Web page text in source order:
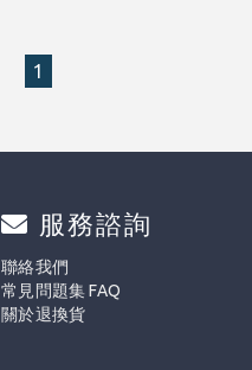
1
服務諮詢
聯絡我們
常見問題集 FAQ
關於退換貨